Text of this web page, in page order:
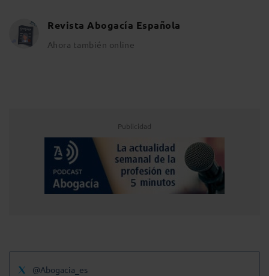
Revista Abogacía Española
Ahora también online
Publicidad
@Abogacia_es